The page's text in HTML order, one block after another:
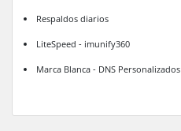
Respaldos diarios
LiteSpeed - imunify360
Marca Blanca - DNS Personalizados